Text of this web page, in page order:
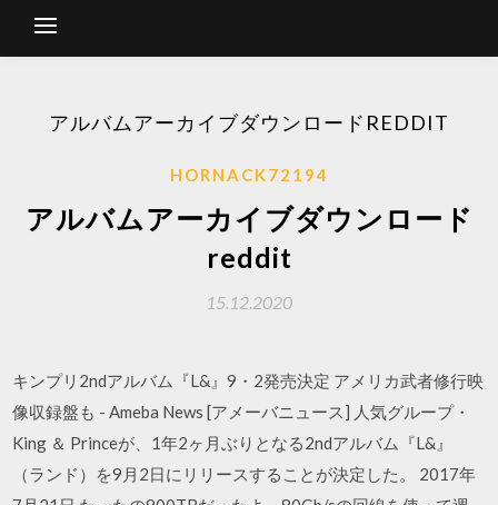
アルバムアーカイブダウンロードREDDIT
HORNACK72194
アルバムアーカイブダウンロード
reddit
15.12.2020
キンプリ2ndアルバム『L&』9・2発売決定 アメリカ武者修行映
像収録盤も - Ameba News [アメーバニュース] 人気グループ・
King ＆ Princeが、1年2ヶ月ぶりとなる2ndアルバム『L&』
（ランド）を9月2日にリリースすることが決定した。 2017年